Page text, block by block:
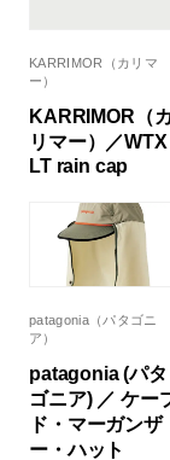
KARRIMOR（カリマ
ー）
KARRIMOR（
リマー）／WTX
LT rain cap
patagonia（パタゴニ
ア）
patagonia (パタ
ゴニア) ／ ケー
ド・マーガンザ
ー・ハット